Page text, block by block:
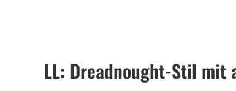
LL: Dreadnought-Stil mit